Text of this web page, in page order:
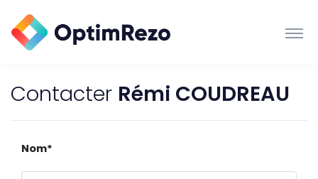
Contacter Rémi COUDREAU
Nom*